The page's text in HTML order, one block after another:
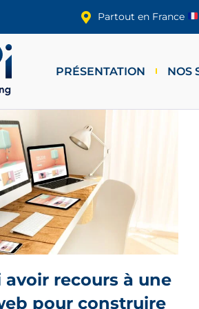
Partout en France
PRÉSENTATION NOS
avoir recours à une
pour construire